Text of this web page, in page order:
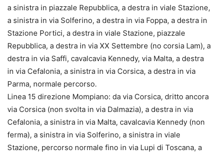
a sinistra in piazzale Repubblica, a destra in viale Stazione,
a sinistra in via Solferino, a destra in via Foppa, a destra in
Stazione Portici, a destra in viale Stazione, piazzale
Repubblica, a destra in via XX Settembre (no corsia Lam), a
destra in via Saffi, cavalcavia Kennedy, via Malta, a destra
in via Cefalonia, a sinistra in via Corsica, a destra in via
Parma, normale percorso.
Linea 15 direzione Mompiano: da via Corsica, dritto ancora
via Corsica (non svolta in via Dalmazia), a destra in via
Cefalonia, a sinistra in via Malta, cavalcavia Kennedy (non
ferma), a sinistra in via Solferino, a sinistra in viale
Stazione, percorso normale fino in via Lupi di Toscana, a